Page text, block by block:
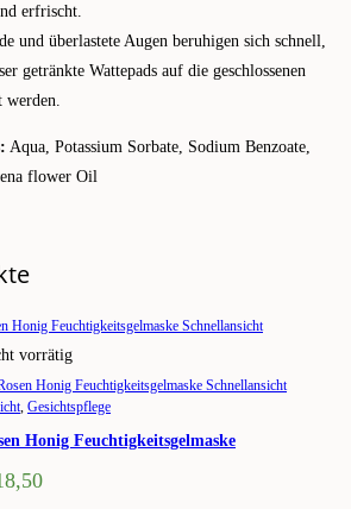
erfrischt.
und überlastete Augen beruhigen sich schnell,
getränkte Wattepads auf die geschlossenen
werden.
Aqua, Potassium Sorbate, Sodium Benzoate,
flower Oil
Schnellansicht
vorrätig
Schnellansicht
, Gesichtspflege
Honig Feuchtigkeitsgelmaske